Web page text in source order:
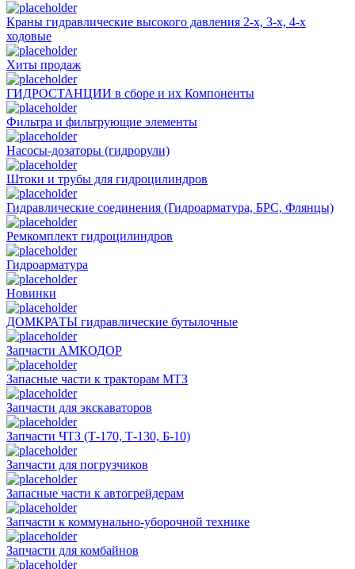
Краны гидравлические высокого давления 2-х, 3-х, 4-х
ходовые
Хиты продаж
ГИДРОСТАНЦИИ в сборе и их Компоненты
Фильтра и фильтрующие элементы
Насосы-дозаторы (гидрорули)
Штоки и трубы для гидроцилиндров
Гидравлические соединения (Гидроарматура, БРС, Флянцы)
Ремкомплект гидроцилиндров
Гидроарматура
Новинки
ДОМКРАТЫ гидравлические бутылочные
Запчасти АМКОДОР
Запасные части к тракторам МТЗ
Запчасти для экскаваторов
Запчасти ЧТЗ (Т-170, Т-130, Б-10)
Запчасти для погрузчиков
Запасные части к автогрейдерам
Запчасти к коммунально-уборочной технике
Запчасти для комбайнов